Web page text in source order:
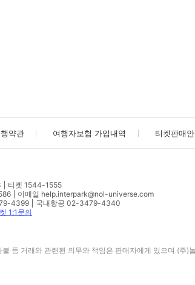
약관 여행자보험 가입내역 티켓판매
티켓 1544-1555
이메일 help.interpark@nol-universe.com
4399
국내항공 02-3479-4340
1:1문의
등 거래와 관련된 의무와 책임은 판매자에게 있으며 (주)